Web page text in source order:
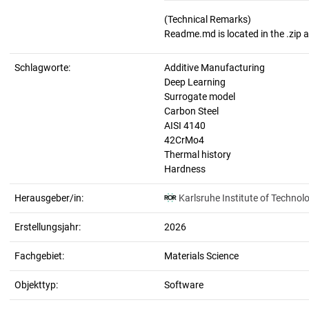
(Technical Remarks)
Schlagworte:
Additive Manufacturing
Deep Learning
Surrogate model
Carbon Steel
AISI 4140
42CrMo4
Thermal history
Hardness
Herausgeber/in: Karlsruhe Institute of
Erstellungsjahr: 2026
Fachgebiet: Materials Science
Objekttyp: Software